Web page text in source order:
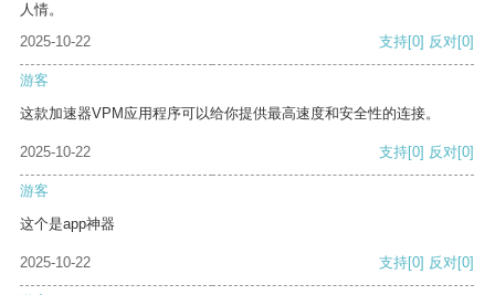
人情。
2025-10-22
支持[0] 反对[0]
游客
这款加速器VPM应用程序可以给你提供最高速度和安全性的连接。
2025-10-22 支持[0] 反对[0]
游客
这个是app神器
2025-10-22 支持[0] 反对[0]